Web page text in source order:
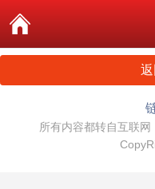
所有内容都转自互联网